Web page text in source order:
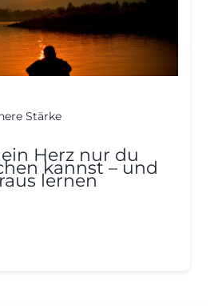
Stärke
Herz nur du
kannst – und
lernen